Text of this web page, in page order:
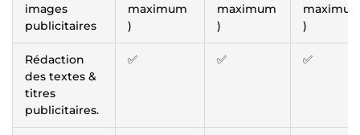
images
publicitaires
maximum
)
maximum
)
)
Rédaction
des textes &
titres
publicitaires.
✅ ✅ ✅